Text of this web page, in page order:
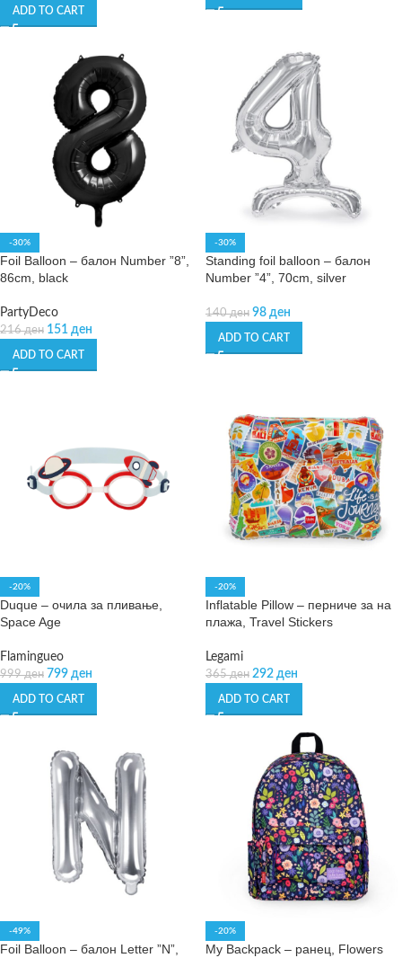
ADD TO CART
-30%
Foil Balloon – балон Number ”8”,
86cm, black
PartyDeco
216ден 151 ден
ADD TO CART
-30%
Standing foil balloon – балон
Number ”4”, 70cm, silver
140ден 98 ден
ADD TO CART
-20%
Duque – очила за пливање,
Space Age
Flamingueo
999ден 799 ден
ADD TO CART
-20%
Inflatable Pillow – перниче за на
плажа, Travel Stickers
Legami
365ден 292 ден
ADD TO CART
-49%
Foil Balloon – балон Letter ”N”,
-20%
My Backpack – ранец, Flowers